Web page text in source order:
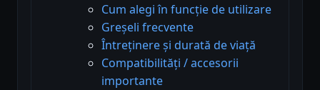
Cum alegi în funcție de utilizare
Greșeli frecvente
Întreținere și durată de viață
Compatibilități / accesorii
importante